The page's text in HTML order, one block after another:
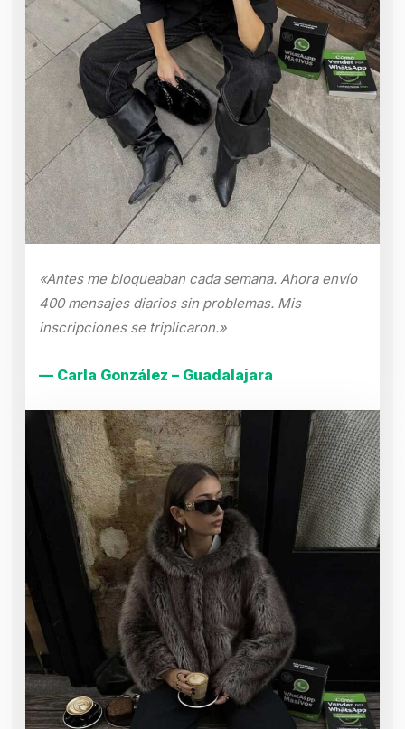
«Antes me bloqueaban cada semana. Ahora envío
400 mensajes diarios sin problemas. Mis
inscripciones se triplicaron.»
— Carla González – Guadalajara